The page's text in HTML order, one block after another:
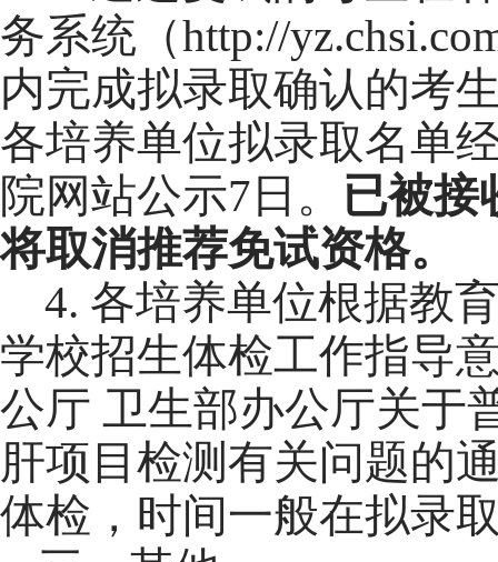
务系统 （http://
内完成拟录取确认的考
各培养单位拟录取名单
院网站公示7 日。 已被接
将取消推荐免试资格。
4. 各培养单位根据教
学校招生体检工作指导
公厅 卫生部办公厅关于
肝项目检测有关问题的
体检，时间一般在拟录